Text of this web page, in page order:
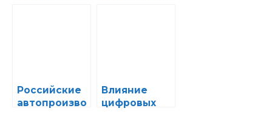
Российские
автопроизво
Влияние
цифровых